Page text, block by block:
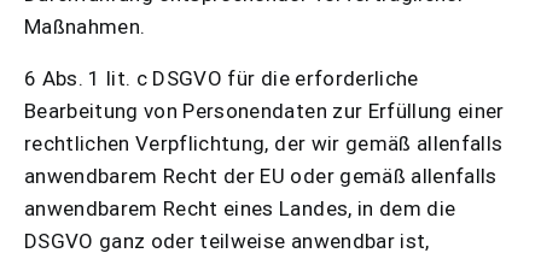
Maßnahmen.
6 Abs. 1 lit. c DSGVO für die erforderliche
Bearbeitung von Personendaten zur Erfüllung einer
rechtlichen Verpflichtung, der wir gemäß allenfalls
anwendbarem Recht der EU oder gemäß allenfalls
anwendbarem Recht eines Landes, in dem die
DSGVO ganz oder teilweise anwendbar ist,